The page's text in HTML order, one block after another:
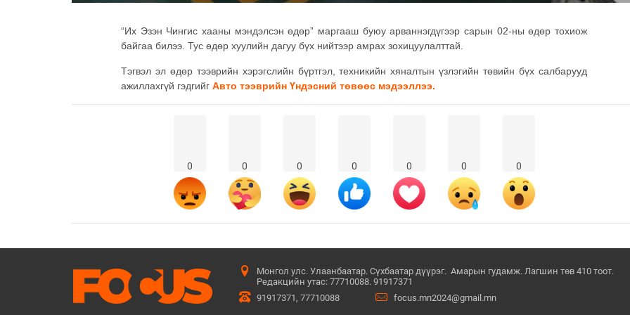
“Их Эзэн Чингис хааны мэндэлсэн өдөр” маргааш буюу арваннэгдүгээр сарын 02-ны өдөр тохиож
байгаа билээ. Тус өдөр хуулийн дагуу бүх нийтээр амрах зохицуулалттай.
Тэгвэл эл өдөр тээврийн хэрэгслийн бүртгэл, техникийн хяналтын үзлэгийн төвийн бүх салбарууд
ажиллахгүй гэдгийг Авто тээврийн Үндэсний төвөөс мэдээллээ.
0 0 0 0 0 0 0
Монгол улс. Улаанбаатар. Сүхбаатар дүүрэг. Амарын гудамж. Лагшин төв 410 тоот.
Редакцийн утас: 77710088. 91917371
91917371, 77710088
focus.mn2024@gmail.mn